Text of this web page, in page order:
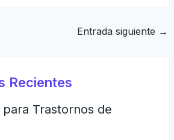
Entrada siguiente →
Recientes
para Trastornos de